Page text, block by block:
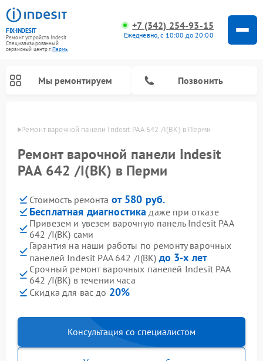
FIX-INDESIT
Ремонт устройств Indesit
Специализированный
cервисный центр г.Пермь
+7 (342) 254-93-15
Ежедневно, с 10:00 до 20:00
Мы ремонтируем Позвонить
Ремонт варочной панели Indesit PAA 642 /I(BK) в Перми
Ремонт варочной панели Indesit
PAA 642 /I(BK) в Перми
Стоимость ремонта от 580 руб.
Бесплатная диагностика даже при отказе
Привезем и увезем варочную панель Indesit PAA
642 /I(BK) сами
Гарантия на наши работы по ремонту варочных
панелей Indesit PAA 642 /I(BK) до 3-х лет
Срочный ремонт варочных панелей Indesit PAA
642 /I(BK) в течении часа
Скидка для вас до 20%
Консультация со специалистом